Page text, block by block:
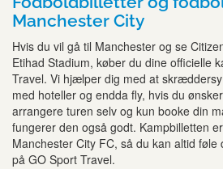
Manchester City
Hvis du vil gå til Manchester og se
Etihad Stadium, køber du dine officielle
Travel. Vi hjælper dig med at
med hoteller og endda fly, hvis du
arrangere turen selv og kun booke din
fungerer den også godt. Kampbilletten
Manchester City FC, så du kan altid
på GO Sport Travel.